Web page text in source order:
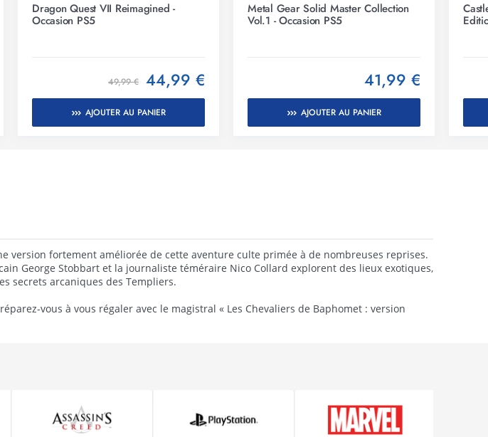
Dragon Quest VII Reimagined -
Occasion PS5
44,99 €
49,99 €
AJOUTER AU PANIER
Metal Gear Solid Master Collection
Vol.1 - Occasion PS5
41,99 €
AJOUTER AU PANIER
version fortement améliorée de cette aventure culte primée à de nombreuses reprises.
George Stobbart et la journaliste téméraire Nico Collard explorent des lieux exotiques,
secrets arcaniques des Templiers.
vous à vous régaler avec le magistral « Les Chevaliers de Baphomet : version